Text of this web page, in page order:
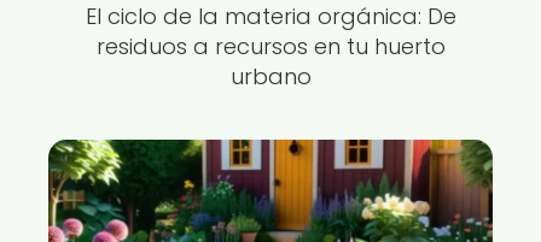
El ciclo de la materia orgánica: De
residuos a recursos en tu huerto
urbano